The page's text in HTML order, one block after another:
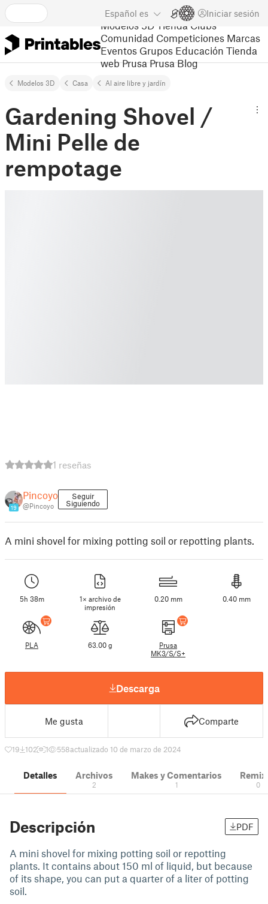
Español es Iniciar sesión
Modelos 3D Tienda Clubs
Comunidad Competiciones Marcas
Eventos Grupos Educación Tienda
web Prusa Prusa Blog
Modelos 3D Casa Al aire libre y jardín
Gardening Shovel /
Mini Pelle de
rempotage
1 reseñas
19
Pincoyo
@Pincoyo
Seguir
Siguiendo
A mini shovel for mixing potting soil or repotting plants.
5h 38m
1× archivo de
impresión
0.20 mm 0.40 mm
PLA 63.00 g
Prusa
MK3/S/S+
Descarga
Me gusta Comparte
19 102 1 558actualizado 10 de marzo de 2024
Detalles Archivos
2
Makes y Comentarios
1 0
Descripción PDF
A mini shovel for mixing potting soil or repotting
plants. It contains about 150 ml of liquid, but because
of its shape, you can put a quarter of a liter of potting
soil.